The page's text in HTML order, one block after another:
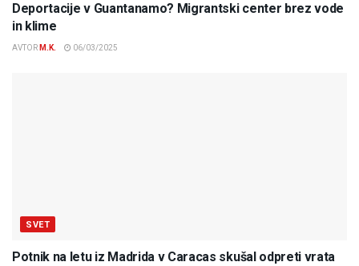
Deportacije v Guantanamo? Migrantski center brez vode
in klime
AVTOR M.K. 06/03/2025
SVET
Potnik na letu iz Madrida v Caracas skušal odpreti vrata